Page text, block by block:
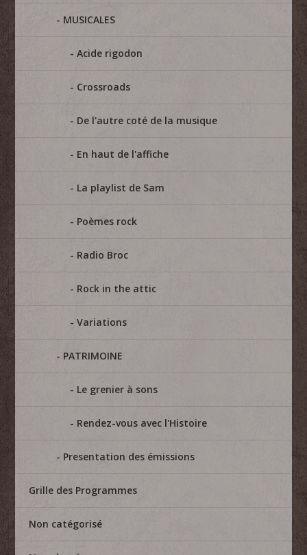
MUSICALES
Acide rigodon
Crossroads
De l'autre coté de la musique
En haut de l'affiche
La playlist de Sam
Poèmes rock
Radio Broc
Rock in the attic
Variations
PATRIMOINE
Le grenier à sons
Rendez-vous avec l'Histoire
Presentation des émissions
Grille des Programmes
Non catégorisé